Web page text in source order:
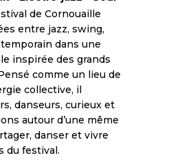
de Cornouaille
entre jazz, swing,
dans une
inspirée des grands
comme un lieu de
collective, il
danseurs, curieux et
autour d’une même
danser et vivre
du festival.